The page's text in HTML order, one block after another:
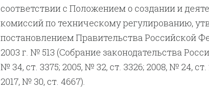
соответствии с Положением о создании и
комиссий по техническому регулированию,
постановлением Правительства Российской
2003 г. № 513 (Собрание законодательства
№ 34, ст. 3375; 2005, № 32, ст. 3326; 2008, № 24, ст.
2017, № 30, ст. 4667).